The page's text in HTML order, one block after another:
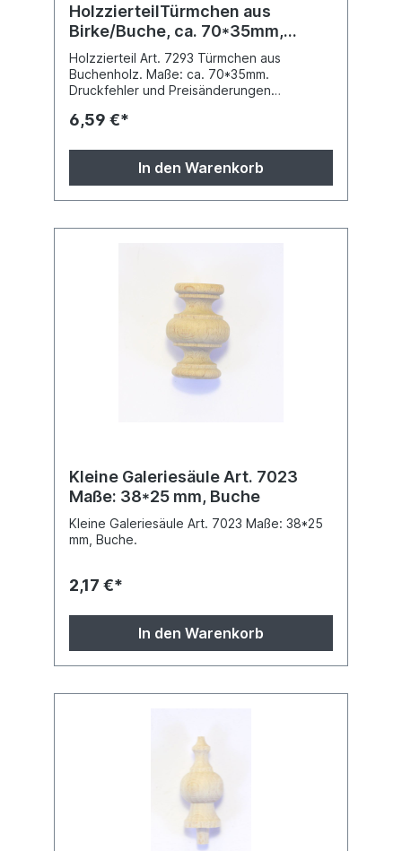
HolzzierteilTürmchen aus
Birke/Buche, ca. 70*35mm,
Art.7293
Holzzierteil Art. 7293 Türmchen aus
Buchenholz. Maße: ca. 70*35mm.
Druckfehler und Preisänderungen
6,59 €*
In den Warenkorb
Kleine Galeriesäule Art. 7023
Maße: 38*25 mm, Buche
Kleine Galeriesäule Art. 7023 Maße: 38*25
mm, Buche.
2,17 €*
In den Warenkorb